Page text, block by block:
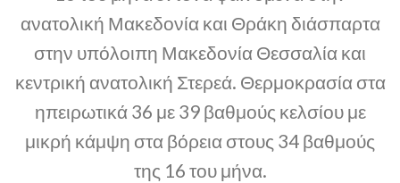
ανατολική Μακεδονία και Θράκη διάσπαρτα
στην υπόλοιπη Μακεδονία Θεσσαλία και
κεντρική ανατολική Στερεά. Θερμοκρασία στα
ηπειρωτικά 36 με 39 βαθμούς κελσίου με
μικρή κάμψη στα βόρεια στους 34 βαθμούς
της 16 του μήνα.